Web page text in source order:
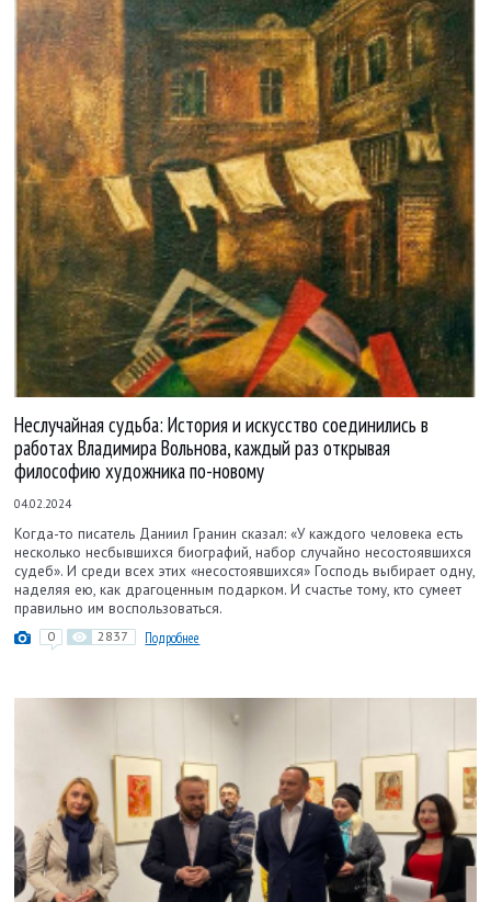
Неслучайная судьба: История и искусство соединились в
работах Владимира Вольнова, каждый раз открывая
философию художника по-новому
04.02.2024
Когда-то писатель Даниил Гранин сказал: «У каждого человека есть
несколько несбывшихся биографий, набор случайно несостоявшихся
судеб». И среди всех этих «несостоявшихся» Господь выбирает одну,
наделяя ею, как драгоценным подарком. И счастье тому, кто сумеет
правильно им воспользоваться.
0 2837 Подробнее